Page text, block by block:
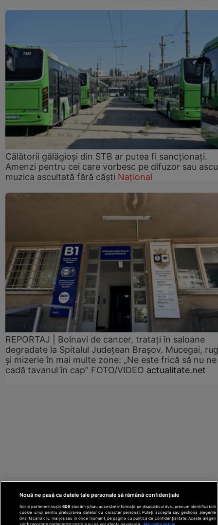
Călătorii gălăgioși din STB ar putea fi sancționați.
Amenzi pentru cei care vorbesc pe difuzor sau
muzica ascultată fără căști Național
REPORTAJ | Bolnavi de cancer, tratați în saloane
degradate la Spitalul Județean Brașov. Mucegai,
și mizerie în mai multe zone: „Ne este frică să nu ne
cadă tavanul în cap” FOTO/VIDEO actualitate.net
Nouă ne pasă ca datele tale personale să rămână confidențiale
Noi și partenerii noștri606 stocăm și/sau accesăm informații pe dispozitivul dvs., precum identificatorii
cookie unici pentru prelucrarea datelor cu caracter personal. Puteți accepta sau gestiona alegerile
dvs. făcând clic mai jos sau în orice moment, pe pagina cu politica de confidențialitate. Aceste alegeri
vor fi raportate partenerilor noștri și nu vă vor afecta navigarea.
Mai multe detalii